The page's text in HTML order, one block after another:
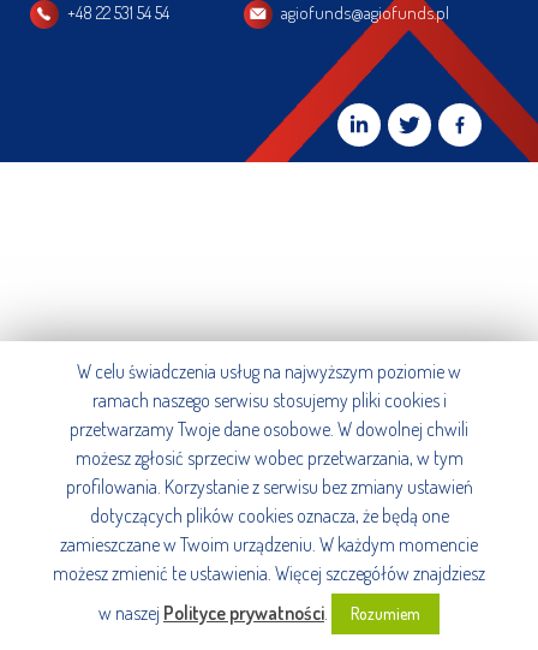
+48 22 531 54 54 agiofunds@agiofunds.pl
W celu świadczenia usług na najwyższym poziomie w
ramach naszego serwisu stosujemy pliki cookies i
przetwarzamy Twoje dane osobowe. W dowolnej chwili
możesz zgłosić sprzeciw wobec przetwarzania, w tym
profilowania. Korzystanie z serwisu bez zmiany ustawień
dotyczących plików cookies oznacza, że będą one
zamieszczane w Twoim urządzeniu. W każdym momencie
możesz zmienić te ustawienia. Więcej szczegółów znajdziesz
w naszej Polityce prywatności. Rozumiem